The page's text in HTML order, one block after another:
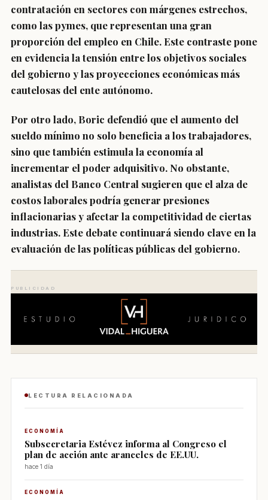
contratación en sectores con márgenes estrechos,
como las pymes, que representan una gran
proporción del empleo en Chile. Este contraste pone
en evidencia la tensión entre los objetivos sociales
del gobierno y las proyecciones económicas más
cautelosas del ente autónomo.
Por otro lado, Boric defendió que el aumento del
sueldo mínimo no solo beneficia a los trabajadores,
sino que también estimula la economía al
incrementar el poder adquisitivo. No obstante,
analistas del Banco Central sugieren que el alza de
costos laborales podría generar presiones
inflacionarias y afectar la competitividad de ciertas
industrias. Este debate continuará siendo clave en la
evaluación de las políticas públicas del gobierno.
PUBLICIDAD
LECTURA RELACIONADA
ECONOMÍA
Subsecretaria Estévez informa al Congreso el
plan de acción ante aranceles de EE.UU.
hace 1 día
ECONOMÍA